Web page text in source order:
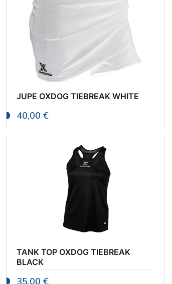
JUPE OXDOG TIEBREAK WHITE
40,00 €
TANK TOP OXDOG TIEBREAK
BLACK
35,00 €